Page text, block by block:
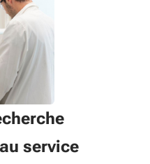
service